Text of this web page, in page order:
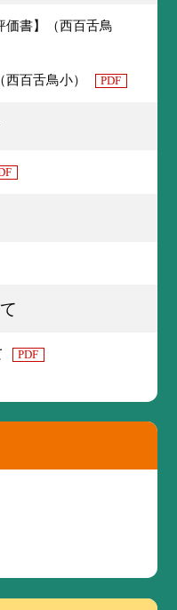
価書】（西百舌鳥
百舌鳥小） PDF
PDF